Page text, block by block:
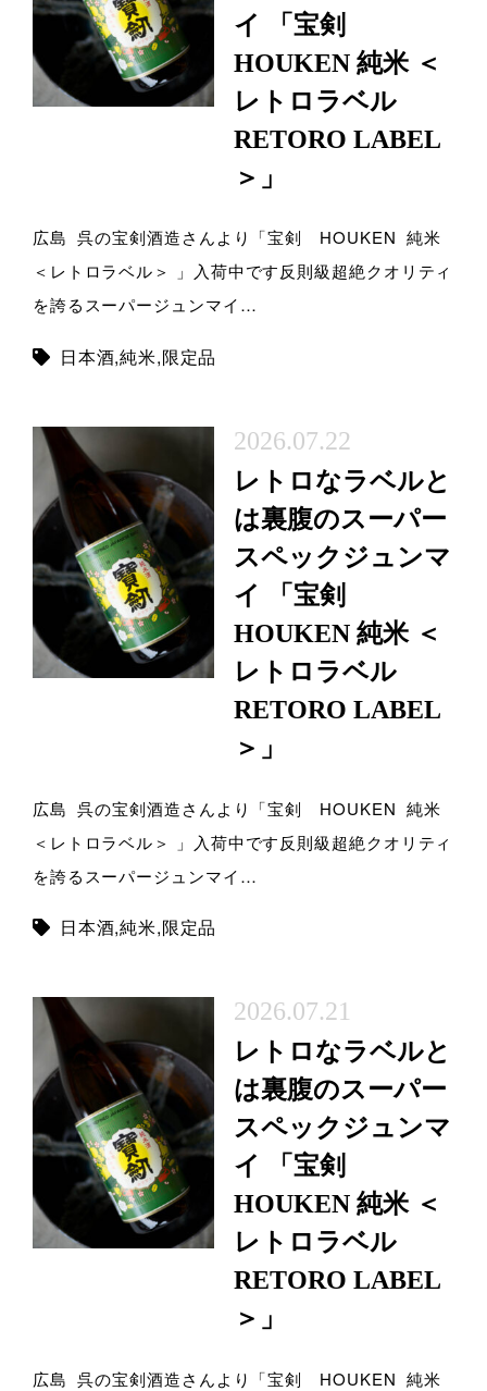
イ 「宝剣
HOUKEN 純米 ＜
レトロラベル
RETORO LABEL
＞」
広島 呉の宝剣酒造さんより「宝剣 HOUKEN 純米
＜レトロラベル＞ 」入荷中です反則級超絶クオリティ
を誇るスーパージュンマイ…
日本酒,純米,限定品
2026.07.22
レトロなラベルと
は裏腹のスーパー
スペックジュンマ
イ 「宝剣
HOUKEN 純米 ＜
レトロラベル
RETORO LABEL
＞」
広島 呉の宝剣酒造さんより「宝剣 HOUKEN 純米
＜レトロラベル＞ 」入荷中です反則級超絶クオリティ
を誇るスーパージュンマイ…
日本酒,純米,限定品
2026.07.21
レトロなラベルと
は裏腹のスーパー
スペックジュンマ
イ 「宝剣
HOUKEN 純米 ＜
レトロラベル
RETORO LABEL
＞」
広島 呉の宝剣酒造さんより「宝剣 HOUKEN 純米